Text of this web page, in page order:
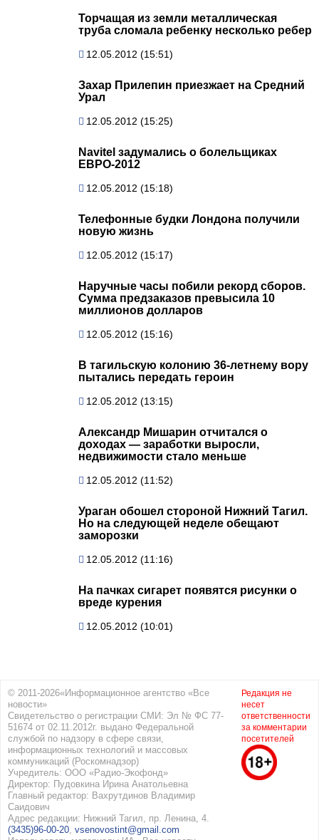
Торчащая из земли металлическая
труба сломала ребенку несколько ребер
12.05.2012 (15:51)
Захар Прилепин приезжает на Средний
Урал
12.05.2012 (15:25)
Navitel задумались о болельщиках
ЕВРО-2012
12.05.2012 (15:18)
Телефонные будки Лондона получили
новую жизнь
12.05.2012 (15:17)
Наручные часы побили рекорд сборов.
Сумма предзаказов превысила 10
миллионов долларов
12.05.2012 (15:16)
В тагильскую колонию 36-летнему вору
пытались передать героин
12.05.2012 (13:15)
Александр Мишарин отчитался о
доходах — заработки выросли,
недвижимости стало меньше
12.05.2012 (11:52)
Ураган обошел стороной Нижний Тагил.
Но на следующей неделе обещают
заморозки
12.05.2012 (11:16)
На пачках сигарет появятся рисунки о
вреде курения
12.05.2012 (10:01)
© 2011-2026«Информационное агентство «Все
новости»
Свидетельство о регистрации СМИ: Эл № ФС 77-
51674 от 02.11.2012г. выдано Федеральной
службой по надзору в сфере связи,
информационных технологий и массовых
коммуникаций (Роскомнадзор)
Учредитель: ООО «Радио-Экофонд»
Директор: Пудовкина Ирина Анатольевна
Главный редактор: Вахрутдинов Владимир
Саидович
Адрес редакции: Нижний Тагил, пр. Ленина, 4.
(3435)96-00-20 vsenovostint@gmail.com
Редакция не
несет
ответственности
за комментарии
посетителей